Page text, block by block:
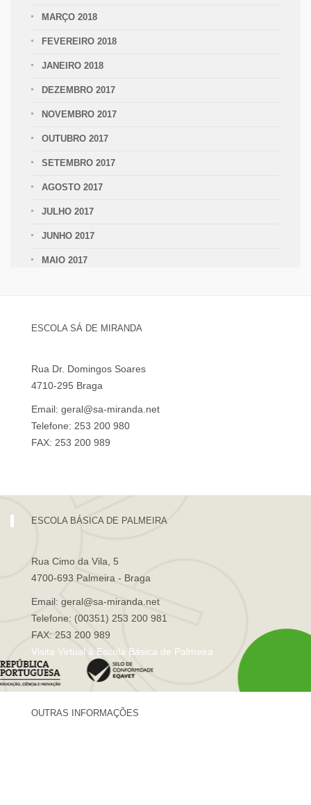
MARÇO 2018
FEVEREIRO 2018
JANEIRO 2018
DEZEMBRO 2017
NOVEMBRO 2017
OUTUBRO 2017
SETEMBRO 2017
AGOSTO 2017
JULHO 2017
JUNHO 2017
MAIO 2017
ESCOLA SÁ DE MIRANDA
Rua Dr. Domingos Soares
4710-295 Braga
Email: geral@sa-miranda.net
Telefone: 253 200 980
FAX: 253 200 989
ESCOLA BÁSICA DE PALMEIRA
Rua Cimo da Vila, 5
4700-693 Palmeira - Braga
Email: geral@sa-miranda.net
Telefone: (00351) 253 200 981
FAX: 253 200 989
Visita Virtual à Escola Básica de Palmeira
OUTRAS INFORMAÇÕES